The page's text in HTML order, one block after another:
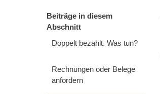
Beiträge in diesem
Abschnitt
Doppelt bezahlt. Was tun?
Rechnungen oder Belege
anfordern